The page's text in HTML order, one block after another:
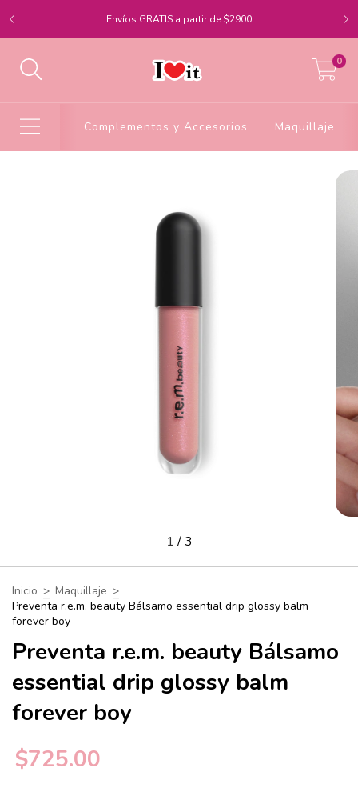
Envíos GRATIS a partir de $2900
0
Complementos y Accesorios Maquillaje
1/3
Inicio > Maquillaje >
Preventa r.e.m. beauty Bálsamo essential drip glossy balm
forever boy
Preventa r.e.m. beauty Bálsamo
essential drip glossy balm
forever boy
$725.00